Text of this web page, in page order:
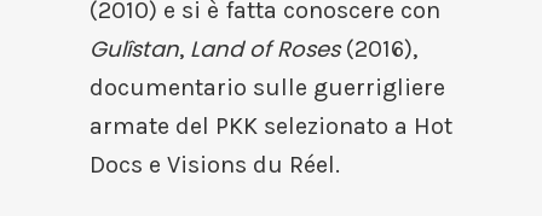
(2010) e si è fatta conoscere con
Gulîstan, Land of Roses(2016),
documentario sulle guerrigliere
armate del PKK selezionato a Hot
Docs e Visions du Réel.